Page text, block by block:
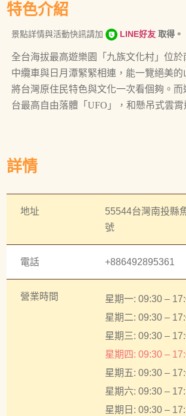
特色介紹
景點詳情與活動快訊請加 LINE好友 取得。
全台海拔最高遊樂園「九族文化村」位於
中纜車與日月潭緊緊相連，能一覽絕美的
將台灣原住民特色與文化一次看個夠。而
台最高自由落體「UFO」，和懸吊式雲
險」，讓喜歡驚險刺激的你驚叫連連。
台最大的歐式花園，十分搶眼吸睛的羅馬
台最大的賞櫻盛會——「九族櫻花祭」，
詳情
地址
55544台灣南投縣
號
電話 +886492895361
營業時間
星期一: 09:30 –
星期二: 09:30 –
星期三: 09:30 –
星期四: 09:30 –
星期五: 09:30 –
星期六: 09:30 –
星期日: 09:30 –